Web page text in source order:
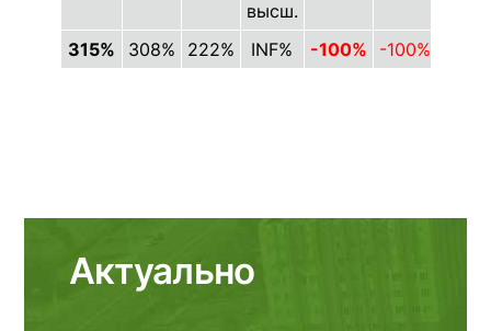
высш.
315% 308% 222% INF% -100% -100%
Актуально